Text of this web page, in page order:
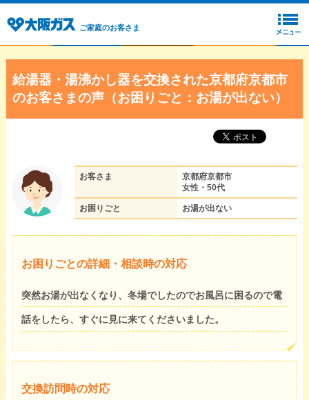
ご家庭のお客さま
給湯器・湯沸かし器を交換された京都府京都市
のお客さまの声（お困りごと：お湯が出ない）
お客さま
京都府京都市
女性・50代
お困りごと お湯が出ない
お困りごとの詳細・相談時の対応
突然お湯が出なくなり、冬場でしたのでお風呂に困るので電
話をしたら、すぐに見に来てくださいました。
交換訪問時の対応